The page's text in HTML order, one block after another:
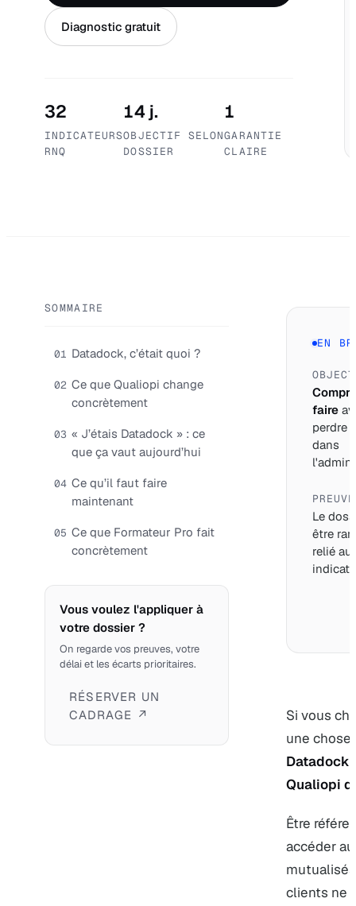
Diagnostic gratuit
32
INDICATEURS
RNQ
14 j.
OBJECTIF SELON
DOSSIER
1
GARANTIE
CLAIRE
SOMMAIRE
01 Datadock, c’était quoi ?
02 Ce que Qualiopi change
concrètement
03 « J’étais Datadock » : ce
que ça vaut aujourd’hui
04 Ce qu’il faut faire
maintenant
05 Ce que Formateur Pro fait
concrètement
Vous voulez l'appliquer à
votre dossier ?
On regarde vos preuves, votre
délai et les écarts prioritaires.
RÉSERVER UN
CADRAGE ↗
EN
faire
perdre
dans
PREUVE
Le
être
relié
Si vous
une
Datadock
Qualiopi
Être
accéder
clients ne